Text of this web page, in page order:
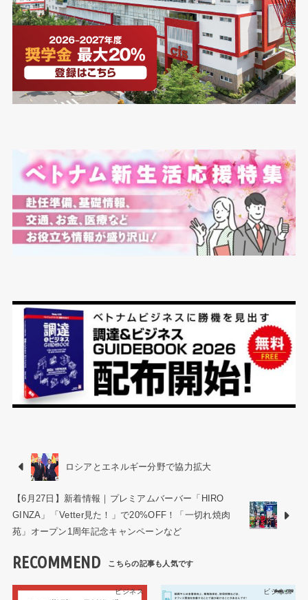
ロシアとエネルギー分野で協力拡大
【6月27日】新着情報｜プレミアムバーバー「HIRO
GINZA」「Vetter見た！」で20%OFF！「一切れ焼肉
苑」オープン1周年記念キャンペーンなど
RECOMMEND
ビジネス ビジネス